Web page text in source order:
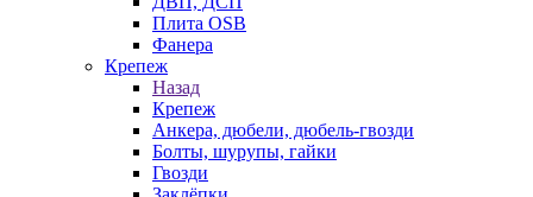
Плита OSB
Фанера
Крепеж
Назад
Крепеж
Анкера, дюбели, дюбель-гвозди
Болты, шурупы, гайки
Гвозди